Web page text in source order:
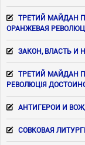
ТРЕТИЙ МАЙДАН
ОРАНЖЕВАЯ
ЗАКОН, ВЛАСТЬ И
ТРЕТИЙ МАЙДАН
РЕВОЛЮЦІЯ
АНТИГЕРОИ И
СОВКОВАЯ